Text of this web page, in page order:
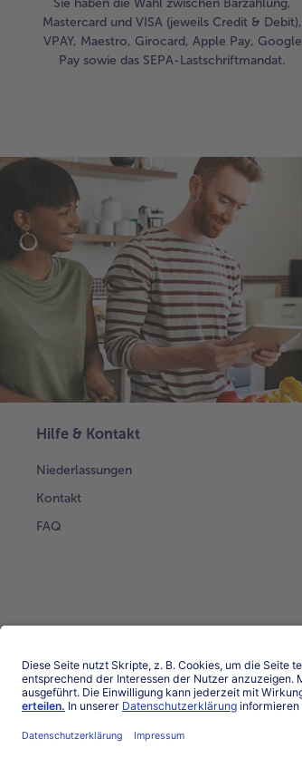
Mastercard und VISA (jeweils Credit & Debit),
VPAY, Maestro, Girocard, Apple Pay, Google
Pay sowie das SEPA-Lastschriftmandat.
Hilfe & Kontakt
Niederlassungen
Kontakt
FAQ